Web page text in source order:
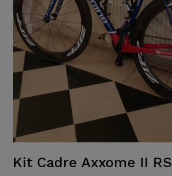
Kit Cadre Axxome II RS